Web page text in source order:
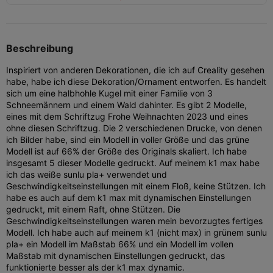
Beschreibung
Inspiriert von anderen Dekorationen, die ich auf Creality gesehen
habe, habe ich diese Dekoration/Ornament entworfen. Es handelt
sich um eine halbhohle Kugel mit einer Familie von 3
Schneemännern und einem Wald dahinter. Es gibt 2 Modelle,
eines mit dem Schriftzug Frohe Weihnachten 2023 und eines
ohne diesen Schriftzug. Die 2 verschiedenen Drucke, von denen
ich Bilder habe, sind ein Modell in voller Größe und das grüne
Modell ist auf 66% der Größe des Originals skaliert. Ich habe
insgesamt 5 dieser Modelle gedruckt. Auf meinem k1 max habe
ich das weiße sunlu pla+ verwendet und
Geschwindigkeitseinstellungen mit einem Floß, keine Stützen. Ich
habe es auch auf dem k1 max mit dynamischen Einstellungen
gedruckt, mit einem Raft, ohne Stützen. Die
Geschwindigkeitseinstellungen waren mein bevorzugtes fertiges
Modell. Ich habe auch auf meinem k1 (nicht max) in grünem sunlu
pla+ ein Modell im Maßstab 66% und ein Modell im vollen
Maßstab mit dynamischen Einstellungen gedruckt, das
funktionierte besser als der k1 max dynamic.